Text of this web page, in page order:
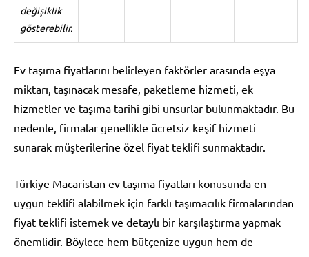
değişiklik
gösterebilir.
Ev taşıma fiyatlarını belirleyen faktörler arasında eşya
miktarı, taşınacak mesafe, paketleme hizmeti, ek
hizmetler ve taşıma tarihi gibi unsurlar bulunmaktadır. Bu
nedenle, firmalar genellikle ücretsiz keşif hizmeti
sunarak müşterilerine özel fiyat teklifi sunmaktadır.
Türkiye Macaristan ev taşıma fiyatları konusunda en
uygun teklifi alabilmek için farklı taşımacılık firmalarından
fiyat teklifi istemek ve detaylı bir karşılaştırma yapmak
önemlidir. Böylece hem bütçenize uygun hem de